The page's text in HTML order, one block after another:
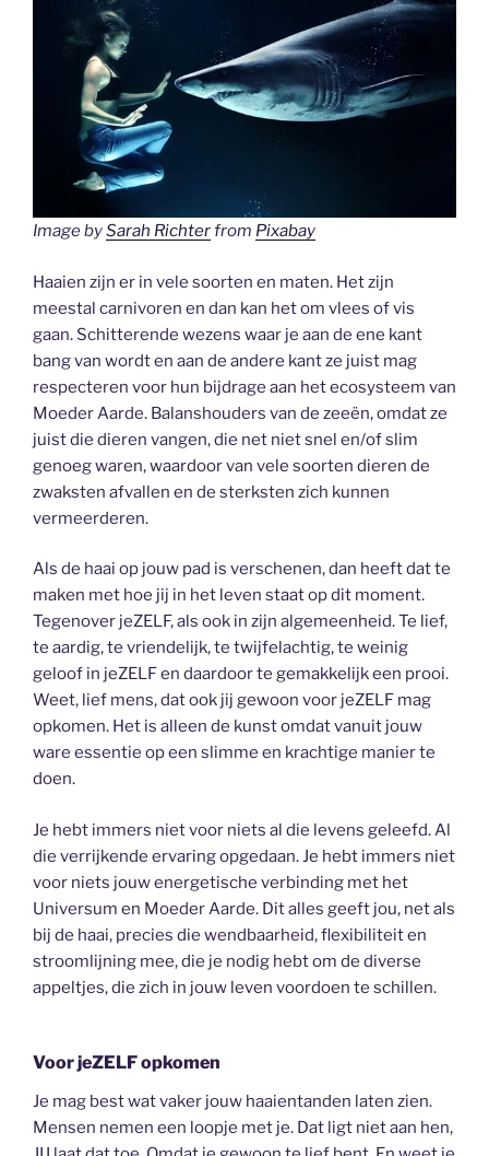
Image bySarah Richterfrom Pixabay
Haaien zijn er in vele soorten en maten. Het zijn
meestal carnivoren en dan kan het om vlees of vis
gaan. Schitterende wezens waar je aan de ene kant
bang van wordt en aan de andere kant ze juist mag
respecteren voor hun bijdrage aan het ecosysteem van
Moeder Aarde. Balanshouders van de zeeën, omdat ze
juist die dieren vangen, die net niet snel en/of slim
genoeg waren, waardoor van vele soorten dieren de
zwaksten afvallen en de sterksten zich kunnen
vermeerderen.
Als de haai op jouw pad is verschenen, dan heeft dat te
maken met hoe jij in het leven staat op dit moment.
Tegenover jeZELF, als ook in zijn algemeenheid. Te lief,
te aardig, te vriendelijk, te twijfelachtig, te weinig
geloof in jeZELF en daardoor te gemakkelijk een prooi.
Weet, lief mens, dat ook jij gewoon voor jeZELF mag
opkomen. Het is alleen de kunst omdat vanuit jouw
ware essentie op een slimme en krachtige manier te
doen.
Je hebt immers niet voor niets al die levens geleefd. Al
die verrijkende ervaring opgedaan. Je hebt immers niet
voor niets jouw energetische verbinding met het
Universum en Moeder Aarde. Dit alles geeft jou, net als
bij de haai, precies die wendbaarheid, flexibiliteit en
stroomlijning mee, die je nodig hebt om de diverse
appeltjes, die zich in jouw leven voordoen te schillen.
Voor jeZELF opkomen
Je mag best wat vaker jouw haaientanden laten zien.
Mensen nemen een loopje met je. Dat ligt niet aan hen,